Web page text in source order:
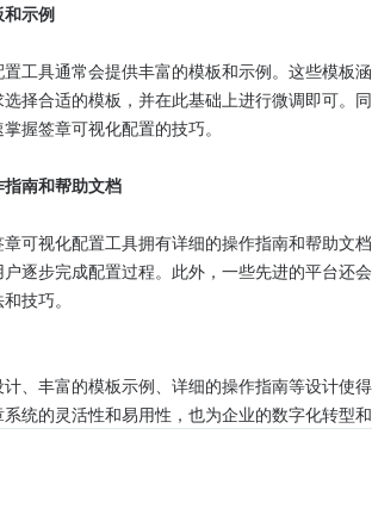
示例
工具通常会提供丰富的模板和示例。这些模板
择合适的模板，并在此基础上进行微调即可。
握签章可视化配置的技巧。
南和帮助文档
可视化配置工具拥有详细的操作指南和帮助文
逐步完成配置过程。此外，一些先进的平台还
技巧。
、丰富的模板示例、详细的操作指南等设计使
统的灵活性和易用性，也为企业的数字化转型